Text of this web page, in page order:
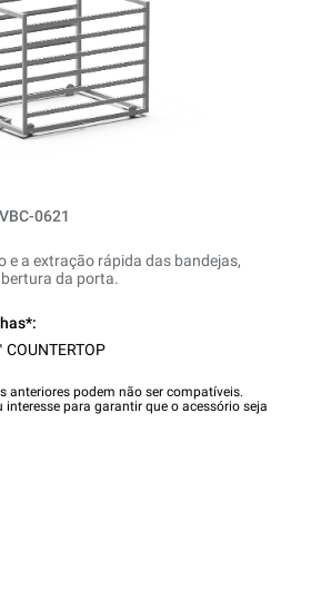
0621
e a extração rápida das bandejas,
da porta.
anteriores podem não ser compatíveis.
interesse para garantir que o acessório seja